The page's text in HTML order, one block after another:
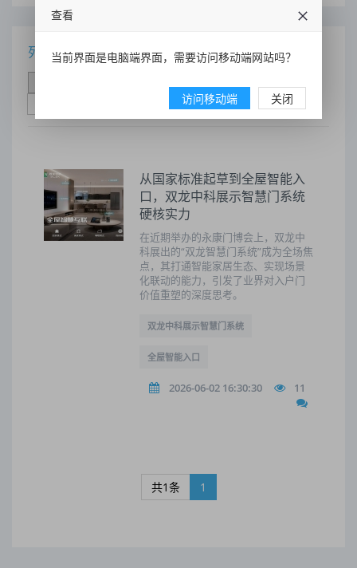
列表
从国家标准起草到全屋智能入
口，双龙中科展示智慧门系统
硬核实力
在近期举办的永康门博会上，双龙中
科展出的“双龙智慧门系统”成为全场焦
点，其打通智能家居生态、实现场景
化联动的能力，引发了业界对入户门
价值重塑的深度思考。
双龙中科展示智慧门系统
全屋智能入口
2026-06-02 16:30:30 11
共1条 1
查看
当前界面是电脑端界面，需要访问移动端网站吗？
访问移动端 关闭